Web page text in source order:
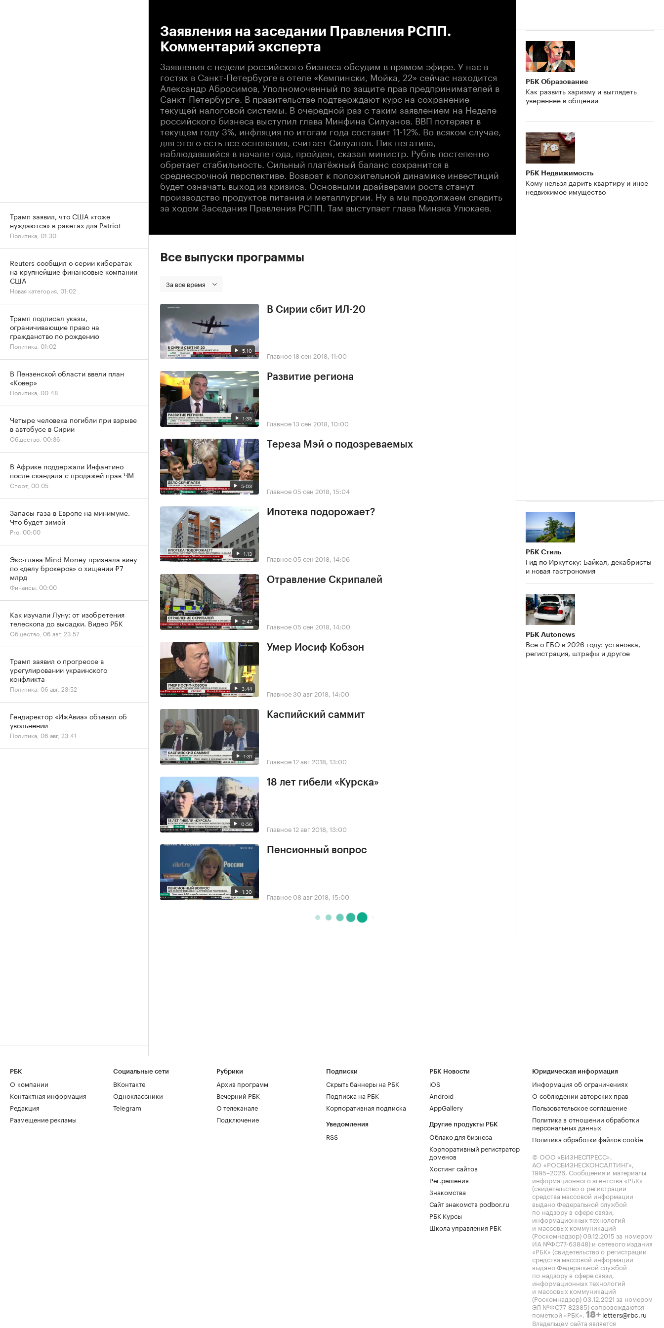
Заявления на заседании Правления РСПП.
Комментарий эксперта
Заявления с недели российского бизнеса обсудим в прямом эфире. У нас в
гостях в Санкт-Петербурге в отеле «Кемпински, Мойка, 22» сейчас находится
Александр Абросимов, Уполномоченный по защите прав предпринимателей в
Санкт-Петербурге. В правительстве подтверждают курс на сохранение
текущей налоговой системы. В очередной раз с таким заявлением на Неделе
российского бизнеса выступил глава Минфина Силуанов. ВВП потеряет в
текущем году 3%, инфляция по итогам года составит 11-12%. Во всяком случае,
для этого есть все основания, считает Силуанов. Пик негатива,
наблюдавшийся в начале года, пройден, сказал министр. Рубль постепенно
обретает стабильность. Сильный платёжный баланс сохранится в
среднесрочной перспективе. Возврат к положительной динамике инвестиций
будет означать выход из кризиса. Основными драйверами роста станут
производство продуктов питания и металлургии. Ну а мы продолжаем следить
за ходом Заседания Правления РСПП. Там выступает глава Минэка Улюкаев.
Все выпуски программы
За все время
5:10
В Сирии сбит ИЛ-20
Главное18 сен 2018, 11:00
1:35
Развитие региона
Главное13 сен 2018, 10:00
5:03
Тереза Мэй о подозреваемых
Главное 05 сен 2018, 15:04
1:13
Ипотека подорожает?
Главное 05 сен 2018, 14:06
2:47
Отравление Скрипалей
Главное 05 сен 2018, 14:00
3:44
Умер Иосиф Кобзон
Главное30 авг 2018, 14:00
1:31
Каспийский саммит
Главное12 авг 2018, 13:00
0:56
18 лет гибели «Курска»
Главное12 авг 2018, 13:00
1:30
Пенсионный вопрос
Главное 08 авг 2018, 15:00
РБК Образование
Как развить харизму и выглядеть
увереннее в общении
РБК Недвижимость
Кому нельзя дарить квартиру и иное
недвижимое имущество
РБК Стиль
Гид по Иркутску: Байкал, декабристы
и новая гастрономия
РБК Autonews
Все о ГБО в 2026 году: установка,
регистрация, штрафы и другое
Трамп заявил, что США «тоже
нуждаются» в ракетах для Patriot
Политика, 01:30
Reuters сообщил о серии кибератак
на крупнейшие финансовые компании
США
Новая категория, 01:02
Трамп подписал указы,
ограничивающие право на
гражданство по рождению
Политика, 01:02
В Пензенской области ввели план
«Ковер»
Политика, 00:48
Четыре человека погибли при взрыве
в автобусе в Сирии
Общество, 00:36
В Африке поддержали Инфантино
после скандала с продажей прав ЧМ
Спорт, 00:05
Запасы газа в Европе на минимуме.
Что будет зимой
Pro, 00:00
Экс-глава Mind Money признала вину
по «делу брокеров» о хищении ₽7
млрд
Финансы, 00:00
Как изучали Луну: от изобретения
телескопа до высадки. Видео РБК
Общество, 06 авг, 23:57
Трамп заявил о прогрессе в
урегулировании украинского
конфликта
Политика, 06 авг, 23:52
Гендиректор «ИжАвиа» объявил об
увольнении
Политика, 06 авг, 23:41
РБК
О компании
Контактная информация
Редакция
Размещение рекламы
Социальные сети
ВКонтакте
Одноклассники
Telegram
Рубрики
Архив программ
Вечерний РБК
О телеканале
Подключение
Подписки
Скрыть баннеры на РБК
Подписка на РБК
Корпоративная подписка
Уведомления
RSS
РБК Новости
iOS
Android
AppGallery
Другие продукты РБК
Облако для бизнеса
Корпоративный регистратор
доменов
Хостинг сайтов
Рег.решения
Знакомства
Сайт знакомств podbor.ru
РБК Курсы
Школа управления РБК
Юридическая информация
Информация об ограничениях
О соблюдении авторских прав
Пользовательское соглашение
Политика в отношении обработки
персональных данных
Политика обработки файлов cookie
© ООО «БИЗНЕСПРЕСС»,
АО «РОСБИЗНЕСКОНСАЛТИНГ»,
1995–2026. Сообщения и материалы
информационного агентства «РБК»
(свидетельство о регистрации
средства массовой информации
выдано Федеральной службой
по надзору в сфере связи,
информационных технологий
и массовых коммуникаций
(Роскомнадзор) 09.12.2015 за номером
ИА №ФС77-63848) и сетевого издания
«РБК» (свидетельство о регистрации
средства массовой информации
выдано Федеральной службой
по надзору в сфере связи,
информационных технологий
и массовых коммуникаций
(Роскомнадзор) 03.12.2021 за номером
ЭЛ №ФС77-82385) сопровождаются
пометкой «РБК». 18+ letters@rbc.ru
Владельцем сайта является